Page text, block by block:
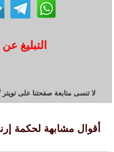
التبليغ
لا تنسى متابعة صفحتنا على تويتر
أقوال مشابهة لحكمة